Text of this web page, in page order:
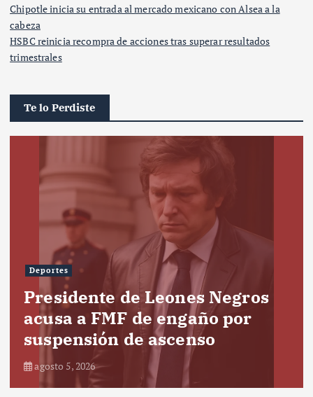
Chipotle inicia su entrada al mercado mexicano con Alsea a la
cabeza
HSBC reinicia recompra de acciones tras superar resultados
trimestrales
Te lo Perdiste
Deportes
Presidente de Leones Negros
acusa a FMF de engaño por
suspensión de ascenso
agosto 5, 2026